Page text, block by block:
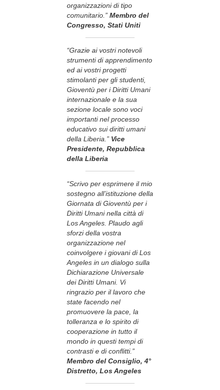
organizzazioni di tipo
comunitario.” Membro del
Congresso, Stati Uniti
“Grazie ai vostri notevoli
strumenti di apprendimento
ed ai vostri progetti
stimolanti per gli studenti,
Gioventù per i Diritti Umani
internazionale e la sua
sezione locale sono voci
importanti nel processo
educativo sui diritti umani
della Liberia.” Vice
Presidente, Repubblica
della Liberia
“Scrivo per esprimere il mio
sostegno all’istituzione della
Giornata di Gioventù per i
Diritti Umani nella città di
Los Angeles. Plaudo agli
sforzi della vostra
organizzazione nel
coinvolgere i giovani di Los
Angeles in un dialogo sulla
Dichiarazione Universale
dei Diritti Umani. Vi
ringrazio per il lavoro che
state facendo nel
promuovere la pace, la
tolleranza e lo spirito di
cooperazione in tutto il
mondo in questi tempi di
contrasti e di conflitti.”
Membro del Consiglio, 4°
Distretto, Los Angeles